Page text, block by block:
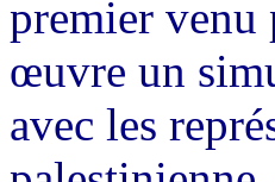
premier venu
œuvre un
avec les